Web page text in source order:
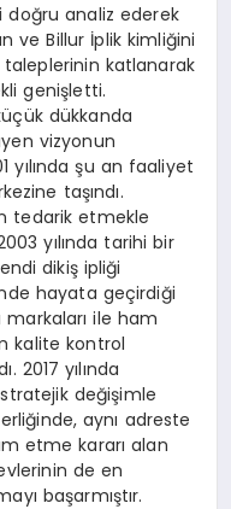
doğru analiz ederek
ve Billur İplik kimliğini
katlanarak
genişletti.
dükkanda
vizyonun
yılında şu an faaliyet
taşındı.
tedarik etmekle
yılında tarihi bir
dikiş ipliği
hayata geçirdiği
markaları ile ham
kalite kontrol
2017 yılında
stratejik değişimle
aynı adreste
etme kararı alan
de en
başarmıştır.